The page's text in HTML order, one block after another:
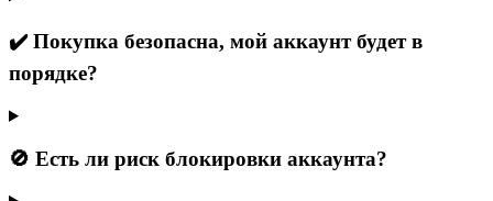
✔️ Покупка безопасна, мой аккаунт будет в
порядке?
🚫 Есть ли риск блокировки аккаунта?